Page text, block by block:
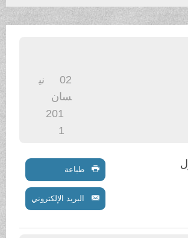
سان
201
طباعة
البريد الإلكتروني